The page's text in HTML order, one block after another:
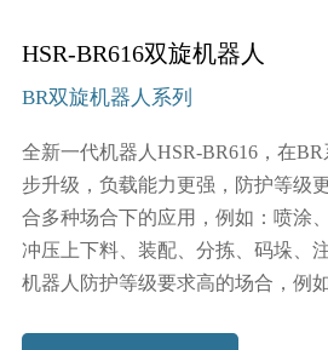
HSR-BR616双旋机器人
BR双旋机器人系列
全新一代机器人HSR-BR616，在
步升级，负载能力更强，防护等级
合多种场合下的应用，例如：喷涂
冲压上下料、装配、分拣、码垛、
机器人防护等级要求高的场合，例